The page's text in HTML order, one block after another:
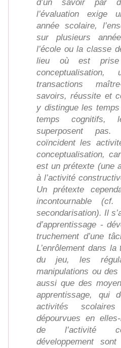
d’un savoir par
l’évaluation exige
année scolaire,
sur plusieurs
l’école ou la classe
lieu où est
transactions
savoirs, réussite et
y distingue les
temps cognitifs,
superposent
coïncident les
conceptualisation,
est un prétexte (une
à l’activité
Un prétexte
incontournable
secondarisation). Il
d’apprentissage -
truchement d’une
L’enrôlement dans
du jeu, les
manipulations ou
aussi que des
apprentissage, qui
activités
dépourvues en
de l’activité
développement